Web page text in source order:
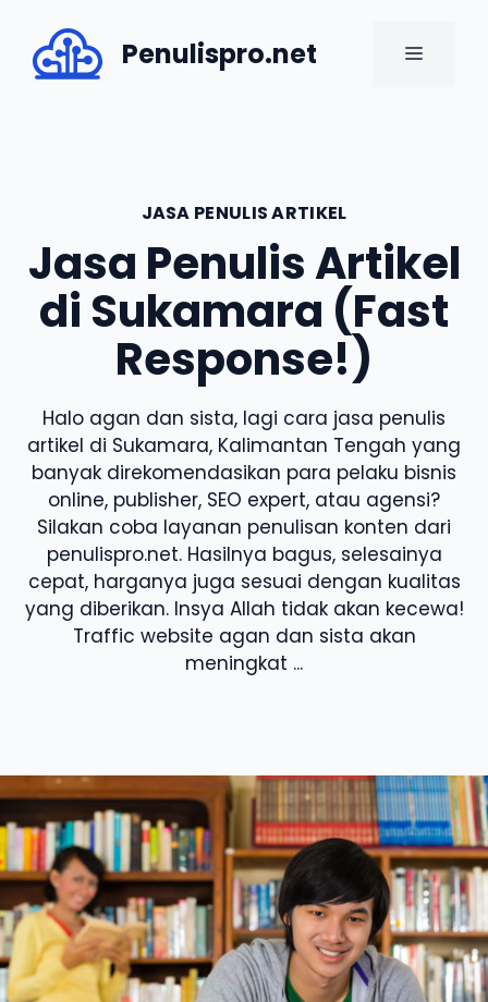
content
Penulispro.net MENU
JASA PENULIS ARTIKEL
Jasa Penulis Artikel
di Sukamara (Fast
Response!)
Halo agan dan sista, lagi cara jasa penulis
artikel di Sukamara, Kalimantan Tengah yang
banyak direkomendasikan para pelaku bisnis
online, publisher, SEO expert, atau agensi?
Silakan coba layanan penulisan konten dari
penulispro.net. Hasilnya bagus, selesainya
cepat, harganya juga sesuai dengan kualitas
yang diberikan. Insya Allah tidak akan kecewa!
Traffic website agan dan sista akan
meningkat ...